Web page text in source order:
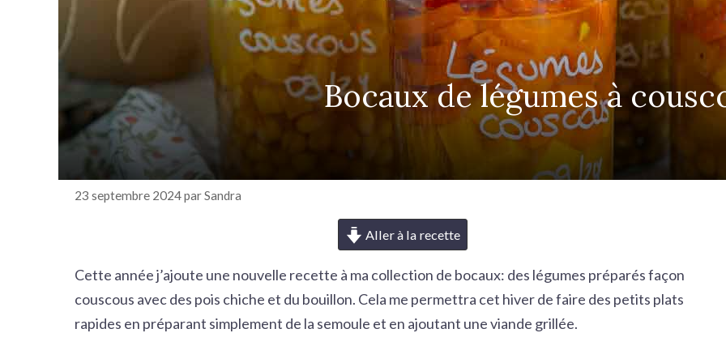
r
h
e
Bocaux de légumes à
23 septembre 2024parSandra
Aller à la recette
Cette année j’ajoute une nouvelle recette à ma collection de bocaux: des légumes préparés façon
couscous avec des pois chiche et du bouillon. Cela me permettra cet hiver de faire des petits plats
rapides en préparant simplement de la semoule et en ajoutant une viande grillée.